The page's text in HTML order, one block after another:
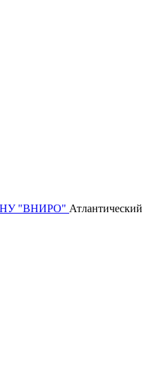
"ВНИРО" Атлантический